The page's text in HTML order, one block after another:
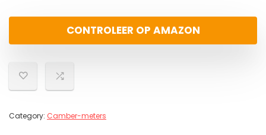
CONTROLEER OP AMAZON
Category: Camber-meters